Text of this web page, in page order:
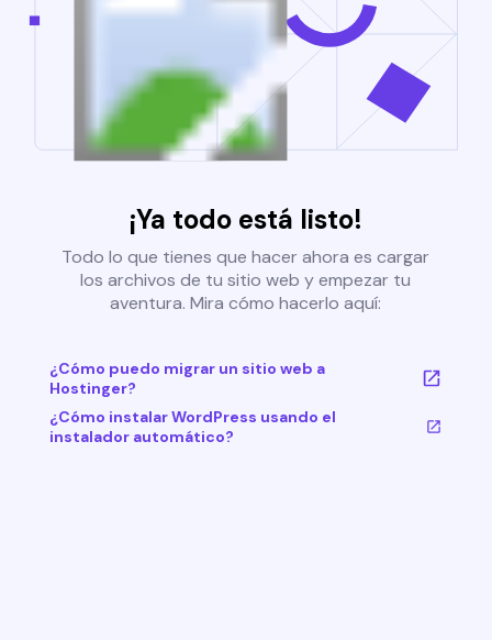
¡Ya todo está listo!
Todo lo que tienes que hacer ahora es cargar
los archivos de tu sitio web y empezar tu
aventura. Mira cómo hacerlo aquí:
¿Cómo puedo migrar un sitio web a
Hostinger?
¿Cómo instalar WordPress usando el
instalador automático?